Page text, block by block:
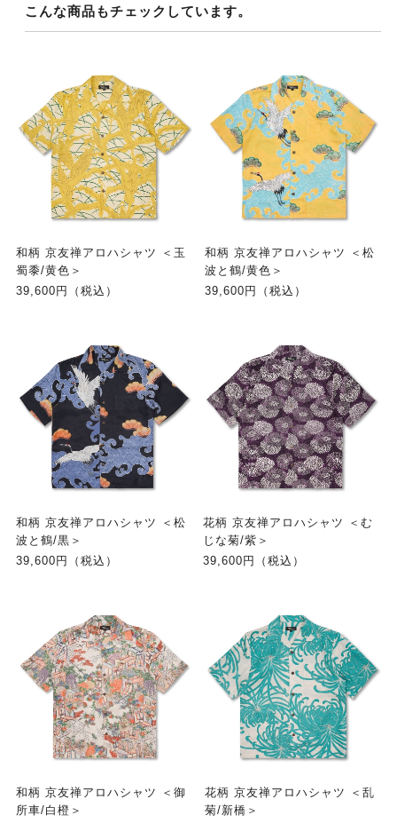
こんな商品もチェックしています。
和柄 京友禅アロハシャツ ＜玉
蜀黍/黄色＞
39,600円（税込）
和柄 京友禅アロハシャツ ＜松
波と鶴/黄色＞
39,600円（税込）
和柄 京友禅アロハシャツ ＜松
波と鶴/黒＞
39,600円（税込）
花柄 京友禅アロハシャツ ＜む
じな菊/紫＞
39,600円（税込）
和柄 京友禅アロハシャツ ＜御
所車/白橙＞
花柄 京友禅アロハシャツ ＜乱
菊/新橋＞